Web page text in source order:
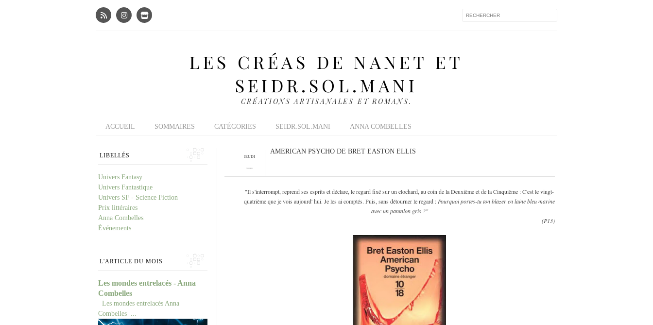
LES CRÉAS DE NANET ET
SEIDR.SOL.MANI
CRÉATIONS ARTISANALES ET ROMANS.
ACCUEIL SOMMAIRES CATÉGORIES SEIDR.SOL.MANI ANNA COMBELLES
JEUDI
AMERICAN PSYCHO DE BRET EASTON ELLIS
"Il s'interrompt, reprend ses esprits et déclare, le regard fixé sur un clochard, au coin de la Deuxième et de la Cinquième : C'est le vingt-
quatrième que je vois aujourd' hui. Je les ai comptés. Puis, sans détourner le regard : Pourquoi portes-tu ton blazer en laine bleu marine
avec un pantalon gris ?"
(P13)
LIBELLÉS
Univers Fantasy
Univers Fantastique
Univers SF - Science Fiction
Prix littéraires
Anna Combelles
Événements
L'ARTICLE DU MOIS
Les mondes entrelacés - Anna
Combelles
Les mondes entrelacés Anna
Combelles ...